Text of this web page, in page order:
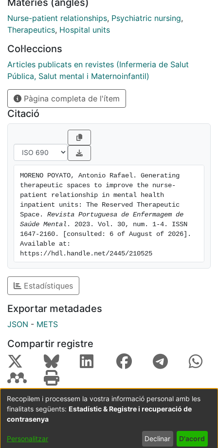
based on the trust established between both parties,
which aims to help the patient develop and improve
their well-being (Moreno-Poyato et al., 2016). The
experience with the nurses’ expertise. For this, the
empathic atitude, authenticity, and acceptance of the
nurse are essential elements in establishing an
environment of trust that allows the patient to express
their thoughts and feelings without fear of judgement.
In this sense, the therapeutic relationship is not only a
technique to achieve clinical goals; it is also a catalyst
for patient autonomy and active participation in
decision-making regarding their treatment.
Consequently, this nurse-patient connection aligns
centred care, consolidating an approach that respects
and values the dignity of the individual.
Matèries (anglès)
Nurse-patient relationships, Psychiatric nursing,
Therapeutics, Hospital units
Col·leccions
Articles publicats en revistes (Infermeria de Salut
Pública, Salut mental i Maternoinfantil)
Pàgina completa de l'ítem
Citació
MORENO POYATO, Antonio Rafael. Generating
therapeutic spaces to improve the nurse-
patient relationship in mental health
inpatient units: The Reserved Therapeutic
Space. Revista Portuguesa de Enfermagem de
Saúde Mental . 2023. Vol. 30, num. 1-4. ISSN
1647-2160. [consulted: 6 of August of 2026].
Available at:
https://hdl.handle.net/2445/210525
Estadístiques
Exportar metadades
JSON - METS
Compartir registre
Coordinació:CRAI UB Avís legal
Metadades
subjectes a:
Configuració
de cookies
privadesa
Recopilem i processem la vostra informació personal amb les
finalitats següents: Estadístic & Registre i recuperació de
contrasenya
Personalitzar Declinar D'acord